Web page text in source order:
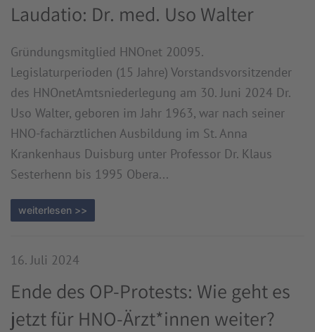
Laudatio: Dr. med. Uso Walter
Gründungsmitglied HNOnet 20095.
Legislaturperioden (15 Jahre) Vorstandsvorsitzender
des HNOnetAmtsniederlegung am 30. Juni 2024 Dr.
Uso Walter, geboren im Jahr 1963, war nach seiner
HNO-fachärztlichen Ausbildung im St. Anna
Krankenhaus Duisburg unter Professor Dr. Klaus
Sesterhenn bis 1995 Obera...
weiterlesen >>
16. Juli 2024
Ende des OP-Protests: Wie geht es
jetzt für HNO-Ärzt*innen weiter?